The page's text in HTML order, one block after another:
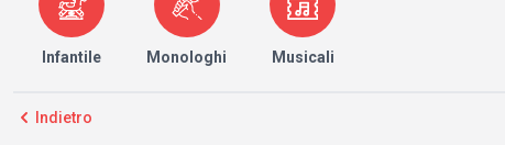
Infantile Monologhi Musicali
Indietro